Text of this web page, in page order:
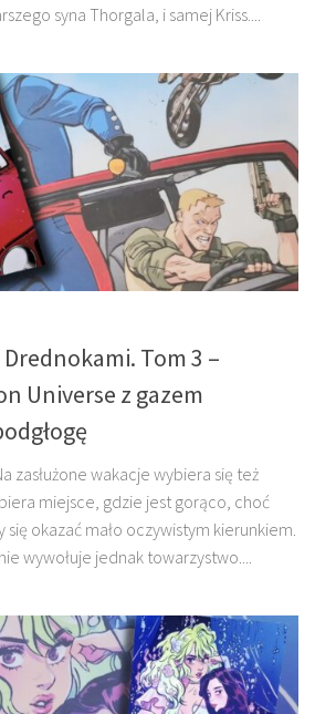
syna Thorgala, i samej Kriss....
Drednokami. Tom 3 –
Universe z gazem
zasłużone wakacje wybiera się też
miejsce, gdzie jest gorąco, choć
się okazać mało oczywistym kierunkiem.
wywołuje jednak towarzystwo....